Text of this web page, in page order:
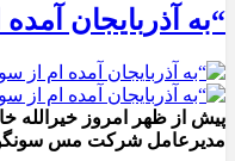
“به آذربایجان
پیش از ظهر امروز خیرالله
مدیرعامل شرکت مس سونگون